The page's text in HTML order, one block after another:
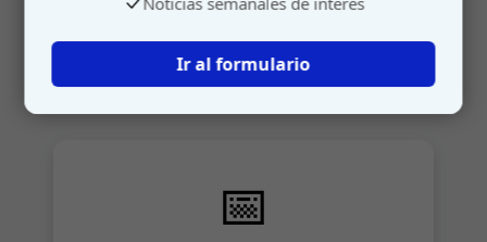
Gestione su cita o envíenos sus sugerencias de
manera rápida y sencilla.
📅
Ir al formulario